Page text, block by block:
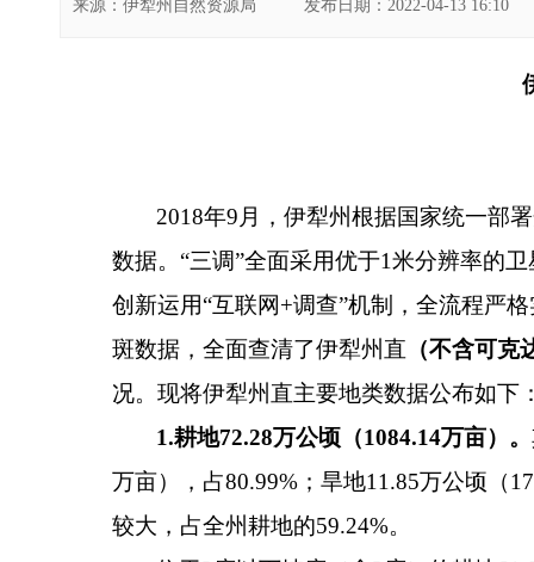
来源： 伊犁州自然资源局 发布日期： 2022-04-13 16:10
2018年9月，伊犁州根据国家统一部
数据。“三调”全面采用优于1米分辨率的
创新运用“互联网+调查”机制，全流程严
斑数据，全面查清了伊犁州直 （不含可
况。现将伊犁州直主要地类数据公布如下
1.耕地72.28万公顷（1084.14万亩）。
万亩），占80.99%；旱地11.85万公顷（
较大，占全州耕地的59.24%。